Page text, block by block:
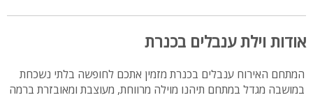
אודות וילת ענבלים בכנרת
המתחם האירוח ענבלים בכנרת מזמין אתכם לחופשה בלתי נשכחת
במושבה מגדל במתחם תיהנו מוילה מרווחת, מעוצבת ומאובזרת ברמה